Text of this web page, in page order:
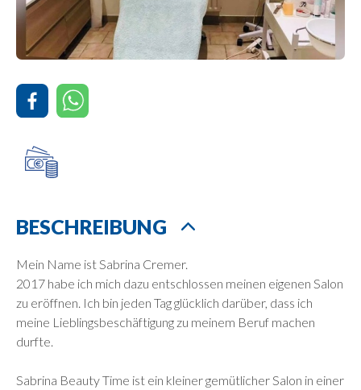
BESCHREIBUNG
Mein Name ist Sabrina Cremer.
2017 habe ich mich dazu entschlossen meinen eigenen Salon
zu eröffnen. Ich bin jeden Tag glücklich darüber, dass ich
meine Lieblingsbeschäftigung zu meinem Beruf machen
durfte.
Sabrina Beauty Time ist ein kleiner gemütlicher Salon in einer